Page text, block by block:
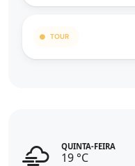
TOUR
QUINTA-FEIRA
19 °C